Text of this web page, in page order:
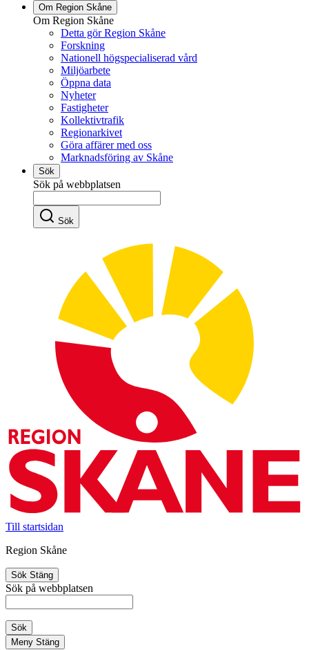
Om Region Skåne
Om Region Skåne
Detta gör Region Skåne
Forskning
Nationell högspecialiserad vård
Miljöarbete
Öppna data
Nyheter
Fastigheter
Kollektivtrafik
Regionarkivet
Göra affärer med oss
Marknadsföring av Skåne
Sök
Sök på webbplatsen
Sök
Till startsidan
Region Skåne
Sök Stäng
Sök på webbplatsen
Sök
Meny Stäng